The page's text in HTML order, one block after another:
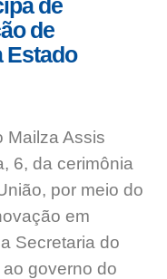
de
de
Estado
Mailza Assis
6, da cerimônia
por meio do
em
Secretaria do
governo do